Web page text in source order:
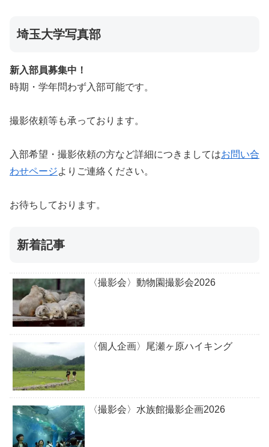
埼玉大学写真部
新入部員募集中！
時期・学年問わず入部可能です。
撮影依頼等も承っております。
入部希望・撮影依頼の方など詳細につきましてはお問い合
わせページよりご連絡ください。
お待ちしております。
新着記事
〈撮影会〉動物園撮影会2026
〈個人企画〉尾瀬ヶ原ハイキング
〈撮影会〉水族館撮影企画2026